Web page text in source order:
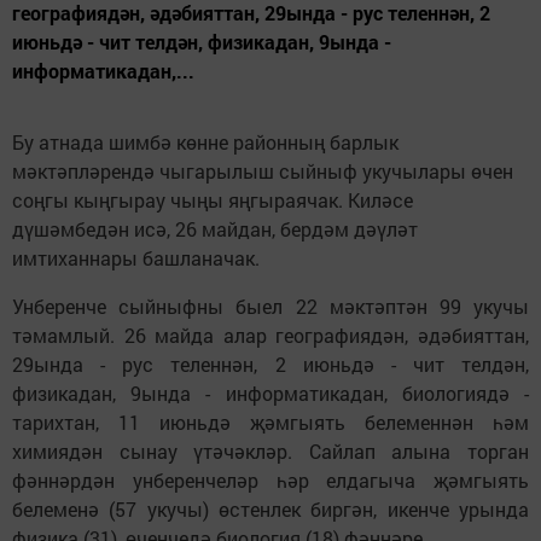
географиядән, әдәбияттан, 29ында - рус теленнән, 2
июньдә - чит телдән, физикадан, 9ында -
информатикадан,...
Бу атнада шимбә көнне районның барлык
мәктәпләрендә чыгарылыш сыйныф укучылары өчен
соңгы кыңгырау чыңы яңгыраячак. Киләсе
дүшәмбедән исә, 26 майдан, бердәм дәүләт
имтиханнары башланачак.
Унберенче сыйныфны быел 22 мәктәптән 99 укучы
тәмамлый. 26 майда алар географиядән, әдәбияттан,
29ында - рус теленнән, 2 июньдә - чит телдән,
физикадан, 9ында - информатикадан, биологиядә -
тарихтан, 11 июньдә җәмгыять белеменнән һәм
химиядән сынау үтәчәкләр. Сайлап алына торган
фәннәрдән унберенчеләр һәр елдагыча җәмгыять
белеменә (57 укучы) өстенлек биргән, икенче урында